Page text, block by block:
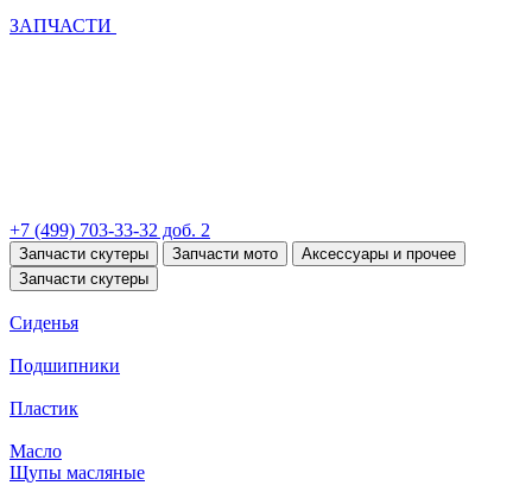
ЗАПЧАСТИ
+7 (499) 703-33-32 доб. 2
Запчасти скутеры Запчасти мото
Аксессуары и прочее
Запчасти скутеры
Сиденья
Подшипники
Пластик
Масло
Щупы масляные